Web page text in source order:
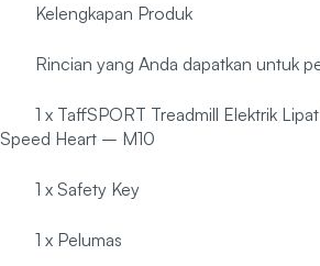
Kelengkapan Produk
Rincian yang Anda dapatkan untuk
1 x TaffSPORT Treadmill Elektrik
Speed Heart – M10
1 x Safety Key
1 x Pelumas